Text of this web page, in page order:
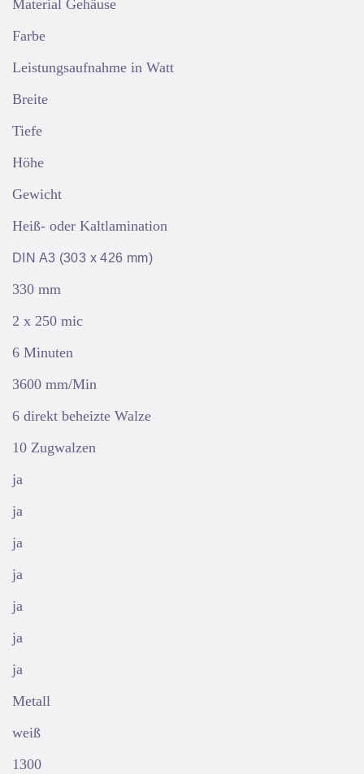
Material Gehäuse
Farbe
Leistungsaufnahme in Watt
Breite
Tiefe
Höhe
Gewicht
Heiß- oder Kaltlamination
DIN A3 (303 x 426 mm)
330 mm
2 x 250 mic
6 Minuten
3600 mm/Min
6 direkt beheizte Walze
10 Zugwalzen
ja
ja
ja
ja
ja
ja
ja
Metall
weiß
1300